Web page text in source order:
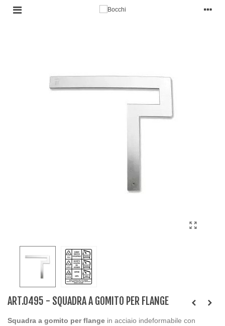
ART.0495 - SQUADRA A GOMITO PER FLANGE
Squadra a gomito per flange in acciaio indeformabile con